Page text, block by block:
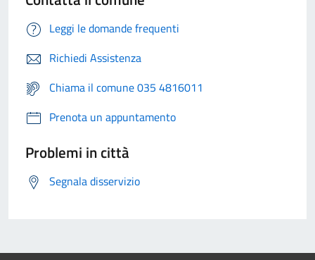
Leggi le domande frequenti
Richiedi Assistenza
Chiama il comune 035 4816011
Prenota un appuntamento
Problemi in città
Segnala disservizio